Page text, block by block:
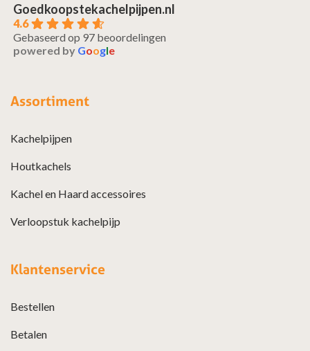
Goedkoopstekachelpijpen.nl
4.6
Gebaseerd op 97 beoordelingen
powered by Google
Assortiment
Kachelpijpen
Houtkachels
Kachel en Haard accessoires
Verloopstuk kachelpijp
Klantenservice
Bestellen
Betalen